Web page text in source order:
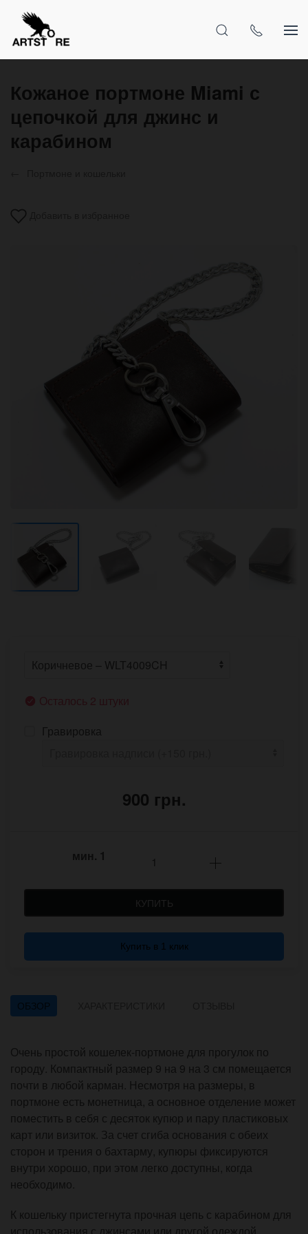
Кожаное портмоне Miami с
цепочкой для джинс и
карабином
Осталось 2 штуки
Гравировка
900 грн.
мин. 1
КУПИТЬ
Купить в 1 клик
ОБЗОР
Очень простой кошелек-портмоне для прогулок по
городу. Компактный размер 9 на 9 на 3 см помещается
почти в любой карман. Несмотря на размеры, в
портмоне есть монетница, а основное отделение может
поместить в себя с десяток купюр и пару пластиковых
карт или визиток. За счет сгиба основания с обеих
сторон и трения о бахтарму, купюры фиксируются
внутри хорошо, при этом легко доступны, когда
необходимо.
К кошельку пристегнута прочная цепь с карабином для